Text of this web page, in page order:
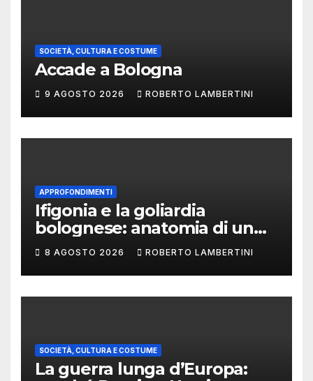
SOCIETÀ, CULTURA E COSTUME
Accade a Bologna
9 AGOSTO 2026 ROBERTO LAMBERTINI
APPROFONDIMENTI
Ifigonia e la goliardia
bolognese: anatomia di un
libello osceno che parla
ancora al presente
8 AGOSTO 2026 ROBERTO LAMBERTINI
SOCIETÀ, CULTURA E COSTUME
La guerra lunga d’Europa: